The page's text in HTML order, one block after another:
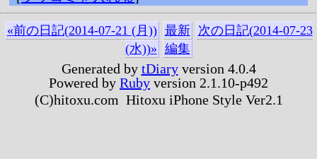
«前の日記(2014-07-21 (月)) 最新
次の日記(2014-07-23
(水))» 編集
Generated by tDiaryversion 4.0.4
Powered by Ruby version 2.1.10-p492